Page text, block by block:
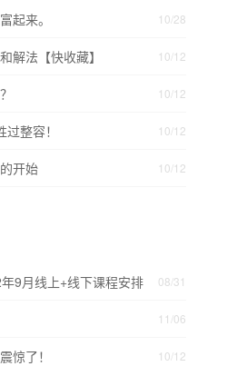
10/28
起来。
10/12
解法【快收藏】
10/12
10/12
整容！
10/12
开始
08/31
9月线上+线下课程安排
11/06
10/12
惊了！